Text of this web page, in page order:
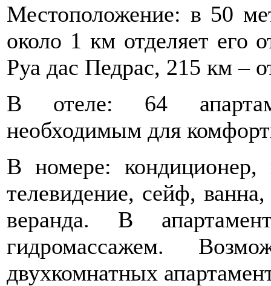
Местоположение: в 50
около 1 км отделяет его
Руа дас Педрас, 215 км –
В отеле: 64
необходимым для
В номере: кондиционер,
телевидение, сейф,
веранда. В
гидромассажем.
двухкомнатных